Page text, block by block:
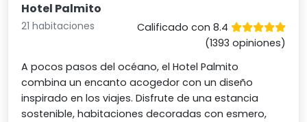
Hotel Palmito
21 habitaciones
Calificado con 8.4
(1393 opiniones)
A pocos pasos del océano, el Hotel Palmito
combina un encanto acogedor con un diseño
inspirado en los viajes. Disfrute de una estancia
sostenible, habitaciones decoradas con esmero,